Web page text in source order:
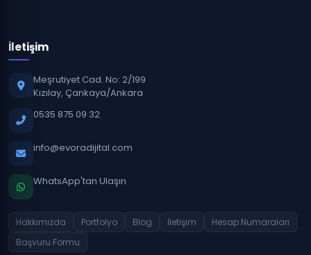
İletişim
Meşrutiyet Cad. No: 2/199
Kızılay, Çankaya/Ankara
0535 875 09 32
info@evoradijital.com
WhatsApp'tan Ulaşın
Hakkımızda Portfolyo Blog İletişim
Hesap Numaraları
Başvuru Formu